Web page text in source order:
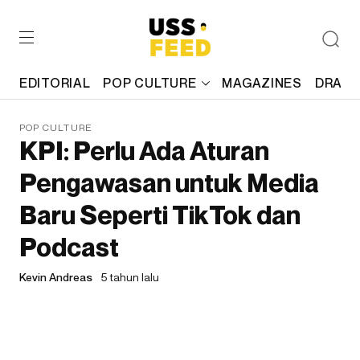
EDITORIAL POP CULTURE MAGAZINES
POP CULTURE
KPI: Perlu Ada Aturan
Pengawasan untuk Media
Baru Seperti TikTok dan
Podcast
Kevin Andreas 5 tahun lalu